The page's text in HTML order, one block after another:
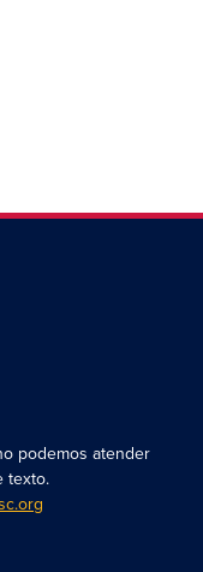
podemos atender
texto.